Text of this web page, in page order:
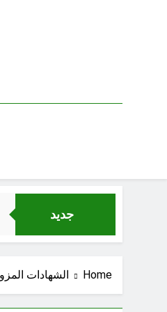
جديد
Home الشهادات